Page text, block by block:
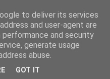
to deliver its services
and user-agent are
and security
generate usage
abuse.
GOT IT